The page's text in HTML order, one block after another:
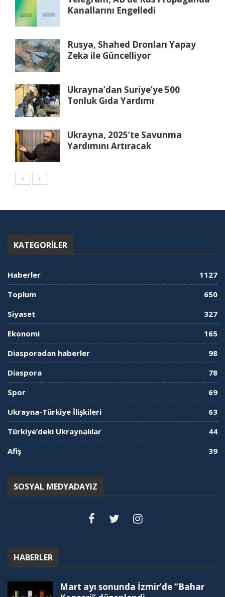
Kanallarını Engelledi
Rusya, Shahed Dronları Yapay
Zeka ile Güncelliyor
Ukrayna’dan Suriye’ye 500
Tonluk Gıda Yardımı
Ukrayna, 2025’te Savunma
Yardımını Artıracak
KATEGORILER
Haberler
1127
Toplum
650
Siyaset
327
Ekonomi
165
Diasporadan haberler
98
Diaspora
78
Spor
69
Ukrayna-Türkiye İlişkileri
63
Türkiye’deki Ukraynalılar
44
Afiş
39
SOSYAL MEDYADAYIZ
HABERLER
Mart ayı sonunda İzmir’de “Bahar